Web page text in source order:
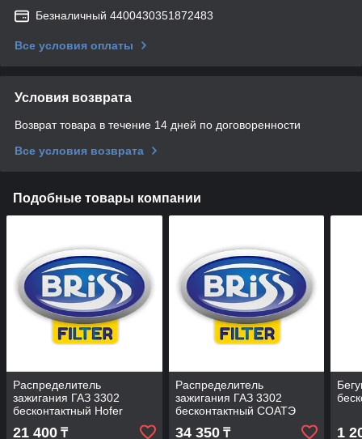
Безналичный 4400430351872483
Все условия оплаты
Условия возврата
Возврат товара в течение 14 дней по договоренности
Все условия возврата
Подобные товары компании
Распределитель
зажигания ГАЗ 3302
бесконтактный Hofer
21 400 ₸
Распределитель
зажигания ГАЗ 3302
бесконтактный СОАТЭ
34 350₸ 1